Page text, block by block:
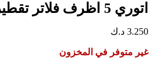
اتوري 5 اظرف فلاتر تقطير
3.250 د.ك
غير متوفر في المخزون